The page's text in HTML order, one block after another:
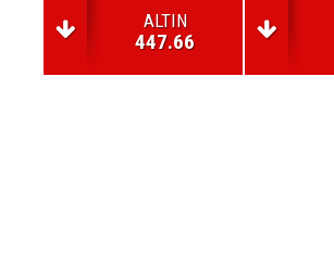
ALTIN
447.66